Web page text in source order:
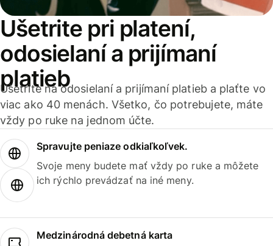
Ušetrite pri platení,
odosielaní a prijímaní
platieb
Ušetrite na odosielaní a prijímaní platieb a plaťte vo
viac ako 40 menách. Všetko, čo potrebujete, máte
vždy po ruke na jednom účte.
Spravujte peniaze odkiaľkoľvek.
Svoje meny budete mať vždy po ruke a môžete
ich rýchlo prevádzať na iné meny.
Medzinárodná debetná karta